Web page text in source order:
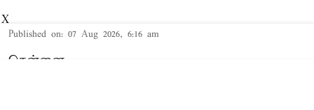
Published on: 07 Aug 2026, 6:16 am
சென்னை,
X